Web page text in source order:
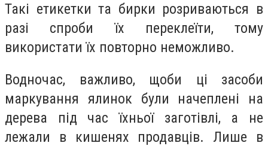
Такі етикетки та бирки розриваються в
разі спроби їх переклеїти, тому
використати їх повторно неможливо.
Водночас, важливо, щоби ці засоби
маркування ялинок були начеплені на
дерева під час їхньої заготівлі, а не
лежали в кишенях продавців. Лише в